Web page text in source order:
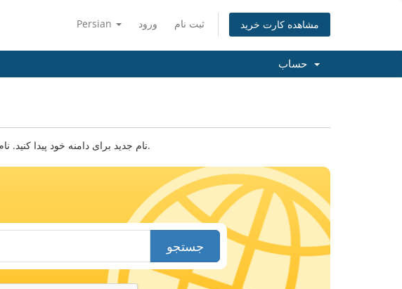
Persian ورود ثبت نام مشاهده کارت خرید
نام جدید برای دامنه خود پیدا کنید. نام دامنه یا کلید واژه ای را وارد کنید تا امکان ثبت آن را بررسی کنیم.
جستجو